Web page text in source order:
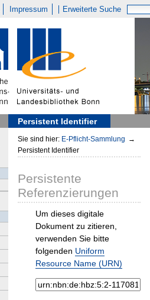
Impressum Erweiterte Suche
Persistent Identifier
Sie sind hier: E-Pflicht-Sammlung →
Persistent Identifier
Persistente
Referenzierungen
Um dieses digitale
Dokument zu zitieren,
verwenden Sie bitte
folgenden Uniform
Resource Name (URN)